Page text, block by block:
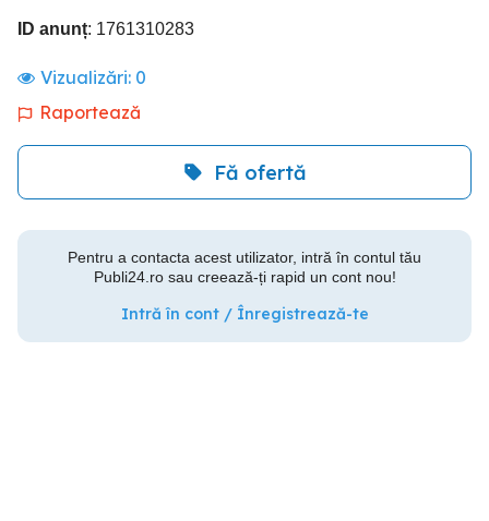
ID anunț: 1761310283
Vizualizări: 0
Raportează
Fă ofertă
Pentru a contacta acest utilizator, intră în contul tău
Publi24.ro sau creează-ți rapid un cont nou!
Intră în cont / Înregistrează-te